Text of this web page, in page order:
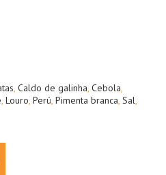
, Caldo de galinha, Cebola,
, Louro, Perú, Pimenta branca, Sal,